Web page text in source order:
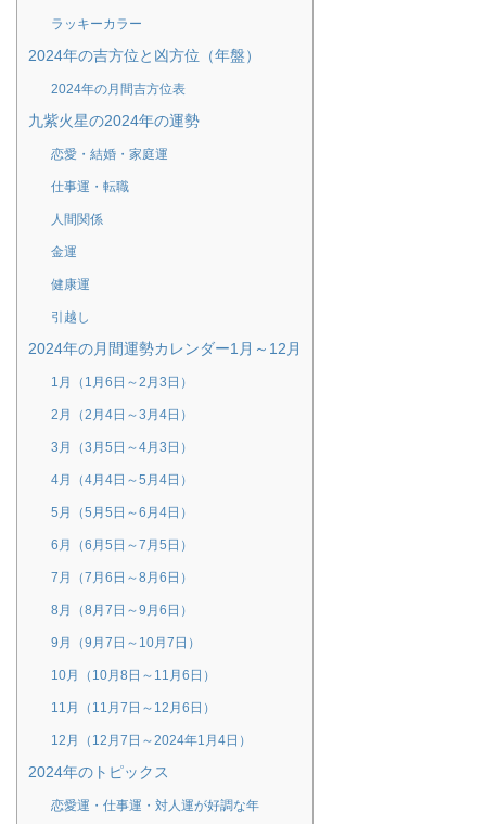
ラッキーカラー
2024年の吉方位と凶方位（年盤）
2024年の月間吉方位表
九紫火星の2024年の運勢
恋愛・結婚・家庭運
仕事運・転職
人間関係
金運
健康運
引越し
2024年の月間運勢カレンダー1月～12月
1月（1月6日～2月3日）
2月（2月4日～3月4日）
3月（3月5日～4月3日）
4月（4月4日～5月4日）
5月（5月5日～6月4日）
6月（6月5日～7月5日）
7月（7月6日～8月6日）
8月（8月7日～9月6日）
9月（9月7日～10月7日）
10月（10月8日～11月6日）
11月（11月7日～12月6日）
12月（12月7日～2024年1月4日）
2024年のトピックス
恋愛運・仕事運・対人運が好調な年